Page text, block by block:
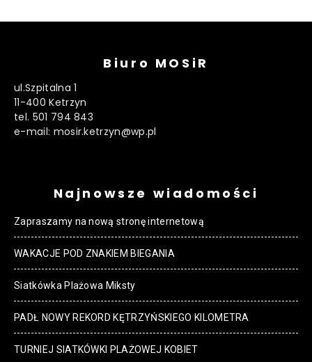
Biuro MOSiR
ul.Szpitalna 1
11-400 Ketrzyn
tel. 501 794 843
e-mail: mosir.ketrzyn@wp.pl
Najnowsze wiadomości
Zapraszamy na nową stronę internetową
WAKACJE POD ZNAKIEM BIEGANIA
Siatkówka Plażowa Miksty
PADŁ NOWY REKORD KĘTRZYŃSKIEGO KILOMETRA
TURNIEJ SIATKÓWKI PLAŻOWEJ KOBIET